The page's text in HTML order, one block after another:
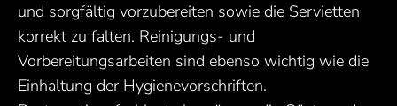
und sorgfältig vorzubereiten sowie die Servietten
korrekt zu falten. Reinigungs- und
Vorbereitungsarbeiten sind ebenso wichtig wie die
Einhaltung der Hygienevorschriften.